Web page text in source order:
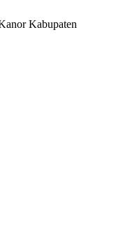
Kabupaten